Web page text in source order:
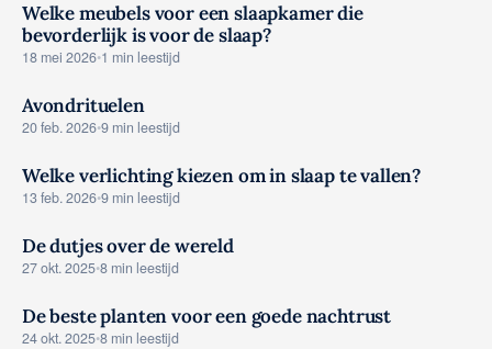
ADVIES
Welke meubels voor een slaapkamer die
bevorderlijk is voor de slaap?
18 mei 2026•1 min leestijd
ADVIES
Avondrituelen
20 feb. 2026•9 min leestijd
ADVIES
Welke verlichting kiezen om in slaap te vallen?
13 feb. 2026•9 min leestijd
ADVIES
De dutjes over de wereld
27 okt. 2025•8 min leestijd
ADVIES
De beste planten voor een goede nachtrust
24 okt. 2025•8 min leestijd